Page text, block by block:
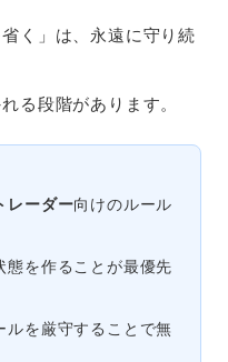
く」は、永遠に守り続
る段階があります。
レーダー向けのルール
態を作ることが最優先
ルを厳守することで無